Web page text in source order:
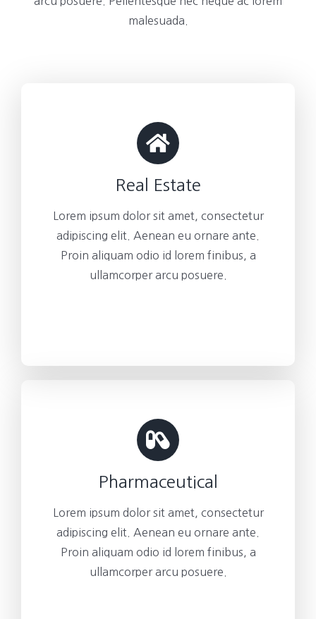
malesuada.
Real Estate
Lorem ipsum dolor sit amet, consectetur
adipiscing elit. Aenean eu ornare ante.
Proin aliquam odio id lorem finibus, a
ullamcorper arcu posuere.
Pharmaceutical
Lorem ipsum dolor sit amet, consectetur
adipiscing elit. Aenean eu ornare ante.
Proin aliquam odio id lorem finibus, a
ullamcorper arcu posuere.